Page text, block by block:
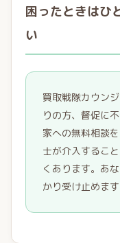
困ったときはひ
い
買取戦隊カウン
りの方、督促に
家への無料相談
士が介入するこ
くあります。あ
かり受け止めます